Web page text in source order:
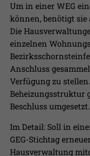
Um in einer WEG
können, benötigt
Die
einzelnen
Anschluss
Verfügung zu
Beheizungsstruktur
Beschluss umgesetzt.
Im Detail: Soll in
GEG-Stichtag
Hausverwaltung